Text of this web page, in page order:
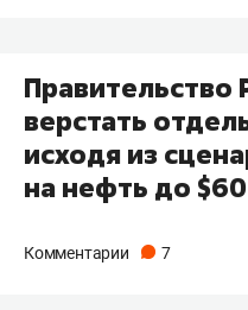
Правительство
верстать
исходя из
на нефть до
Комментарии 7